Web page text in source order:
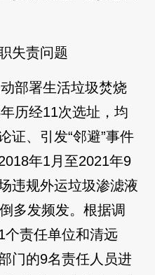
失责问题
部署生活垃圾焚烧
历经11次选址，均
证、引发“邻避”事件
年1月至2021年9
违规外运垃圾渗滤液
多发频发。根据调
个责任单位和清远
门的9名责任人员进